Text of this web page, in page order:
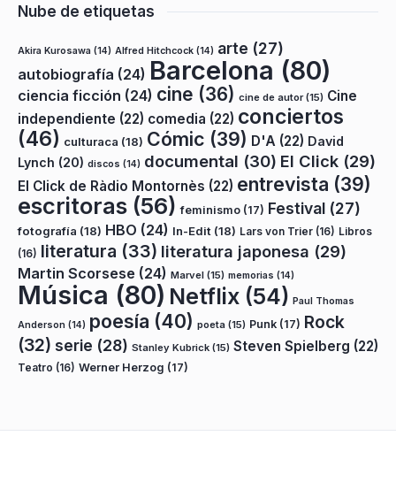
Nube de etiquetas
Akira Kurosawa (14) Alfred Hitchcock (14) arte (27)
autobiografía (24) Barcelona (80)
ciencia ficción (24) cine (36) cine de autor(15) Cine
independiente (22) comedia (22) conciertos
(46) culturaca (18) Cómic (39) D'A (22) David
Lynch (20) discos (14) documental (30) El Click (29)
El Click de Ràdio Montornès (22) entrevista (39)
escritoras (56) feminismo (17) Festival (27)
fotografía (18) HBO (24) In-Edit (18) Lars von Trier (16) Libros
(16) literatura (33) literatura japonesa (29)
Martin Scorsese (24) Marvel (15) memorias (14)
Música (80) Netflix (54) Paul Thomas
Anderson (14) poesía (40) poeta (15) Punk (17) Rock
(32) serie (28) Stanley Kubrick (15) Steven Spielberg (22)
Teatro (16) Werner Herzog (17)